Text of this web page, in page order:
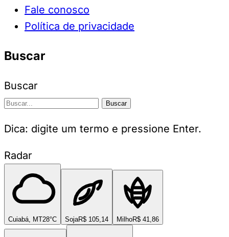
Fale conosco
Política de privacidade
Buscar
Buscar
Buscar
Dica: digite um termo e pressione Enter.
Radar
Cuiabá, MT28°C SojaR$ 105,14 MilhoR$ 41,86